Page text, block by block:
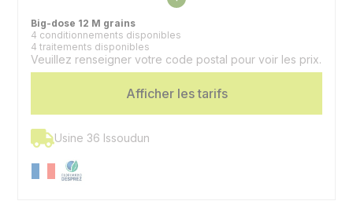
7 - Précoce
Big-dose 12 M grains
4 conditionnements disponibles
4 traitements disponibles
Veuillez renseigner votre code postal pour voir les prix.
Afficher les tarifs
Usine 36 Issoudun